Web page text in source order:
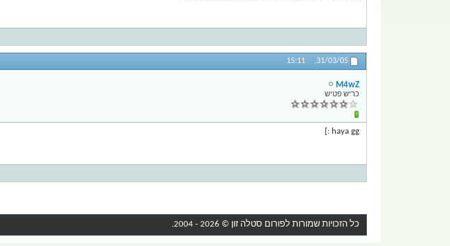
31/03/05,
15:11
M4wZ
כריש פטיש
haya gg :]
כל הזכויות שמורות לפורום סטלה זון © 2026 - 2004.